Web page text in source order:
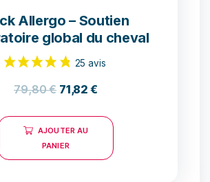
Allergo – Soutien
global du cheval
79,80€ 71,82 €
AJOUTER AU
PANIER